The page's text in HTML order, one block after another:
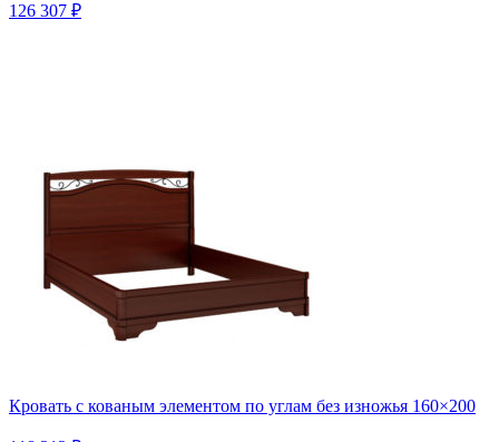
126 307 ₽
Кровать с кованым элементом по углам без изножья 160×200